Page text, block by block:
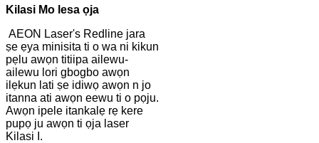
Kilasi Mo lesa ọja
AEON Laser's Redline jara
ṣe ẹya minisita ti o wa ni kikun
pẹlu awọn titiipa ailewu-
ailewu lori gbogbo awọn
ilẹkun lati ṣe idiwọ awọn n jo
itanna ati awọn eewu ti o pọju.
Awọn ipele itankalẹ rẹ kere
pupọ ju awọn ti ọja laser
Kilasi I.